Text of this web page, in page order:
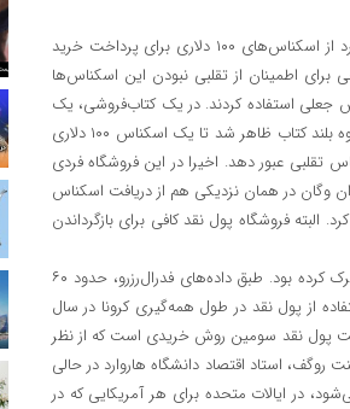
در مید تاون منهتن، هنگامی که یک خبرنگار وال‌استریت ژورنال سعی کرد از اسکناس‌های ۱۰۰ دلاری برای پرداخت خرید
برای اطمینان از تقلبی نبودن این اسکناس‌ها
جعلی استفاده کردند. در یک کتاب‌فروشی، یک
صندوق‌دار فریاد زد «لطفا بررسی کنید» و کارمندی بلافاصله از پشت یک کوه بلند کتاب ظاهر شد تا یک اسکناس ۱۰۰ دلاری
دستگاه تشخیص اسکناس تقلبی عبور دهد. اخیرا در این فروشگاه فردی
بود. یک رستوران وگان در همان نزدیکی هم از دریافت اسکناس
نوشیدنی خودداری کرد. البته فروشگاه پول نقد کافی برای بازگرداندن
یکی از کارکنان هم گفت یک مشتری دیگر به همین خاطر رستوران را ترک کرده بود. طبق داده‌های فدرال‌رزرو، حدود ۶۰
از پول نقد در طول همه‌گیری کرونا در سال
پول نقد سومین روش خریدی است که از نظر
استاد اقتصاد دانشگاه هاروارد در حالی
کشور نگهداری می‌شود، در ایالات متحده برای هر آمریکایی که در